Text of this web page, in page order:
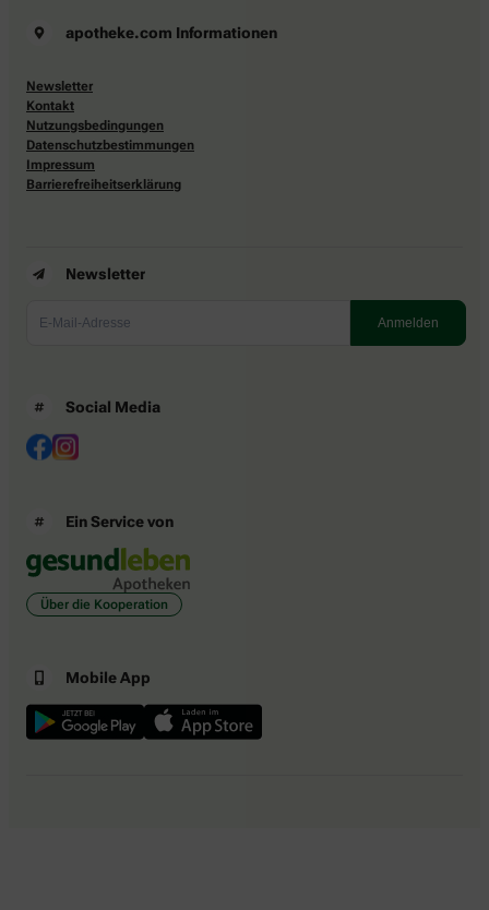
apotheke.com Informationen
Newsletter
Kontakt
Nutzungsbedingungen
Datenschutzbestimmungen
Impressum
Barrierefreiheitserklärung
Newsletter
Social Media
Ein Service von
Über die Kooperation
Mobile App